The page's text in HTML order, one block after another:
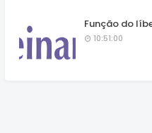
Função do
10:51:00